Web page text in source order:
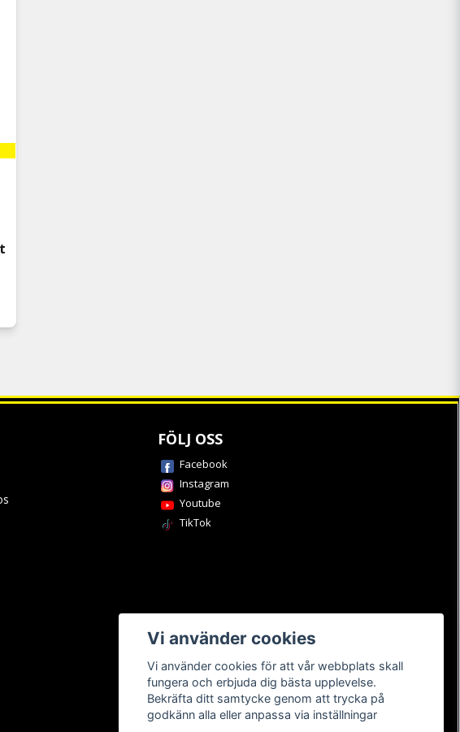
FÖLJ OSS
Facebook
Instagram
Youtube
TikTok
Vi använder cookies
Vi använder cookies för att vår webbplats skall
fungera och erbjuda dig bästa upplevelse.
Bekräfta ditt samtycke genom att trycka på
godkänn alla eller anpassa via inställningar